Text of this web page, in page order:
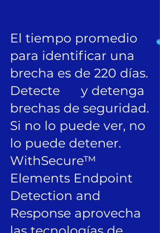
El tiempo promedio
para identificar una
brecha es de 220 días.
Detecte y detenga
brechas de seguridad.
Si no lo puede ver, no
lo puede detener.
WithSecure™
Elements Endpoint
Detection and
Response aprovecha